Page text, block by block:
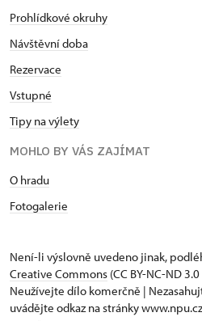
Prohlídkové okruhy
Návštěvní doba
Rezervace
Vstupné
Tipy na výlety
MOHLO BY VÁS ZAJÍMAT
O hradu
Fotogalerie
Není-li výslovně uvedeno jinak,
Creative Commons (CC BY-NC-ND
Neužívejte dílo komerčně |
uvádějte odkaz na stránky